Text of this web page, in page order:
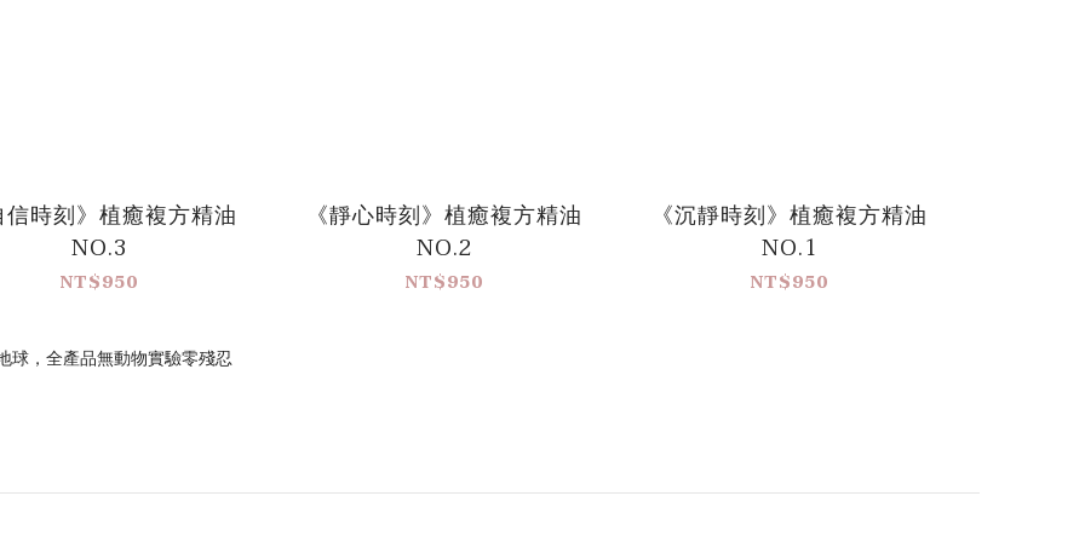
時刻》植癒複方精油
NO.3
NT$950
《靜心時刻》植癒複方精油
NO.2
NT$950
《沉靜時刻》植癒複方精油
NO.1
NT$950